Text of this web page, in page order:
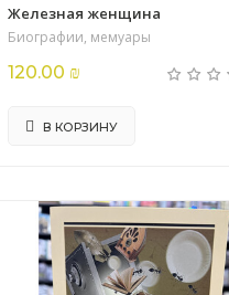
Железная женщина
Биографии, мемуары
120.00 ₪
В КОРЗИНУ